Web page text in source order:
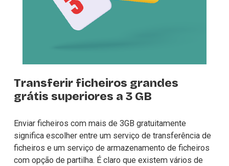
Transferir ficheiros grandes
grátis superiores a 3 GB
Enviar ficheiros com mais de 3GB gratuitamente
significa escolher entre um serviço de transferência de
ficheiros e um serviço de armazenamento de ficheiros
com opção de partilha. É claro que existem vários de